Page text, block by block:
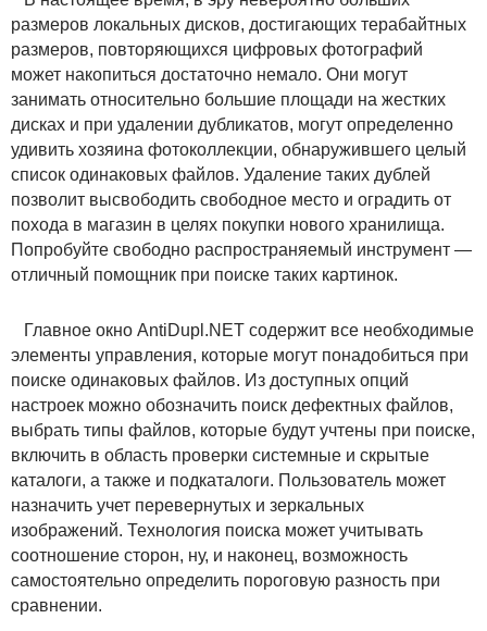
размеров локальных дисков, достигающих терабайтных
размеров, повторяющихся цифровых фотографий
может накопиться достаточно немало. Они могут
занимать относительно большие площади на жестких
дисках и при удалении дубликатов, могут определенно
удивить хозяина фотоколлекции, обнаружившего целый
список одинаковых файлов. Удаление таких дублей
позволит высвободить свободное место и оградить от
похода в магазин в целях покупки нового хранилища.
Попробуйте свободно распространяемый инструмент —
отличный помощник при поиске таких картинок.
Главное окно AntiDupl.NET содержит все необходимые
элементы управления, которые могут понадобиться при
поиске одинаковых файлов. Из доступных опций
настроек можно обозначить поиск дефектных файлов,
выбрать типы файлов, которые будут учтены при поиске,
включить в область проверки системные и скрытые
каталоги, а также и подкаталоги. Пользователь может
назначить учет перевернутых и зеркальных
изображений. Технология поиска может учитывать
соотношение сторон, ну, и наконец, возможность
самостоятельно определить пороговую разность при
сравнении.